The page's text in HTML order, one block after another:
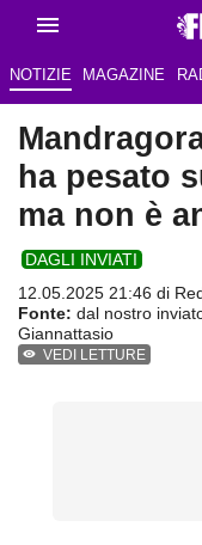
NOTIZIE MAGAZINE
ha pesato
ma non è
DAGLI INVIATI
12.05.2025 21:46 di
Fonte: dal nostro
Giannattasio
VEDI LETTURE